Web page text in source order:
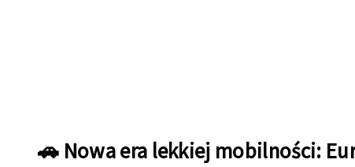
🚗 Nowa era lekkiej mobilności: